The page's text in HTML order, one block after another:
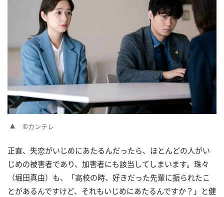
©カンテレ
正直、失恋がいじめにあたるんだったら、ほとんどの人がい
じめの被害者であり、加害者にも該当してしまいます。珠々
（堀田真由）も、「高校の時、好きだった先輩に振られたこ
とがあるんですけど、それもいじめにあたるんですか？」と健